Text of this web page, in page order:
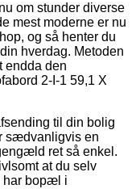
om stunder diverse
mest moderne er nu
og så henter du
hverdag. Metoden
endda den
2-I-1 59,1 X
til din bolig
sædvanligvis en
ret så enkel.
at du selv
har bopæl i